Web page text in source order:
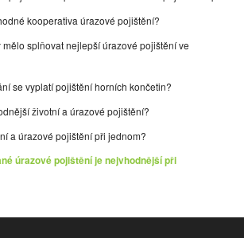
kooperativa úrazové pojištění?
mělo splňovat nejlepší úrazové pojištění ve
se vyplatí pojištění horních končetin?
životní a úrazové pojištění?
a úrazové pojištění při jednom?
úrazové pojištění je nejvhodnější při